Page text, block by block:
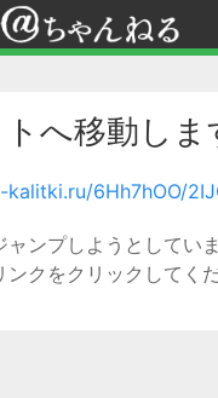
へ移動しま
6Hh7hOO/
ャンプしようとしてい
ンクをクリックしてく